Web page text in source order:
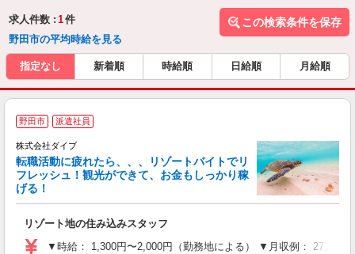
求人件数 : 1件
野田市の平均時給を見る
この検索条件を保存
指定なし 新着順 時給順 日給順 月給順
野田市 派遣社員
株式会社ダイブ
転職活動に疲れたら、、、リゾートバイトでリ
フレッシュ！観光ができて、お金もしっかり稼
げる！
リゾート地の住み込みスタッフ
▼時給： 1,300円〜2,000円（勤務地による） ▼月収例： 27万